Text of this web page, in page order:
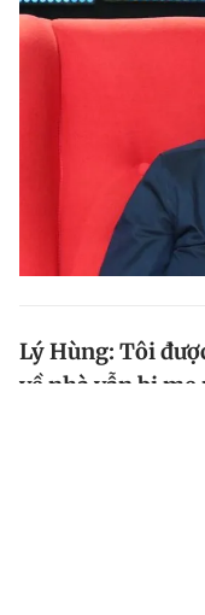
Lý Hùng: Tôi
về nhà vẫn bị mẹ